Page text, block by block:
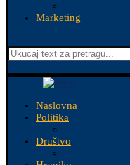
Marketing
Naslovna
Politika
Društvo